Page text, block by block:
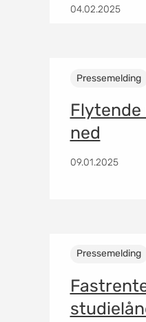
04.02.2025
Pressemelding
ned
09.01.2025
Pressemelding